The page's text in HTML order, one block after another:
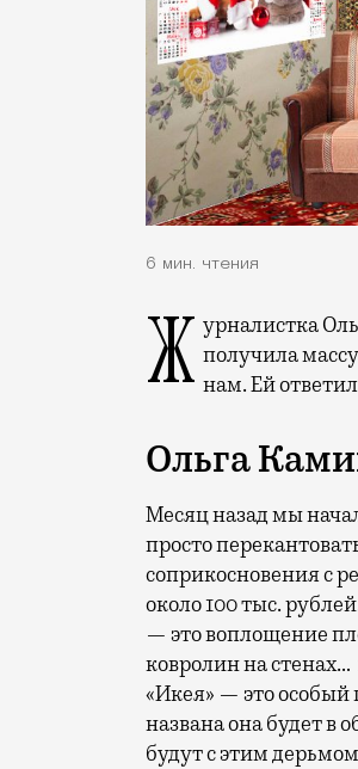
6 мин. чтения
Журналистка Ольга Каминка искала трехкомнатную квартиру в аренду, в процессе получила
нам. Ей
Ольга
Месяц назад мы
просто
соприкосновения с
около 100 тыс.
— это воплощение
ковролин на
«Икея» — это особый
названа она будет
будут с этим